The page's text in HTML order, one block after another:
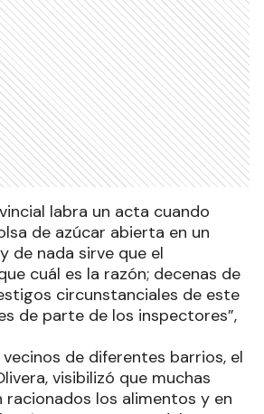
labra un acta cuando
de azúcar abierta en un
de nada sirve que el
cuál es la razón; decenas de
circunstanciales de este
de parte de los inspectores”,
de diferentes barrios, el
visibilizó que muchas
racionados los alimentos y en